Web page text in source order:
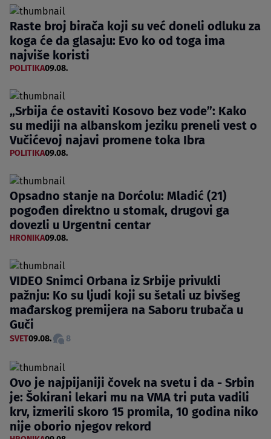
Raste broj birača koji su već doneli odluku za
koga će da glasaju: Evo ko od toga ima
najviše koristi
POLITIKA09.08.
„Srbija će ostaviti Kosovo bez vode”: Kako
su mediji na albanskom jeziku preneli vest o
Vučićevoj najavi promene toka Ibra
POLITIKA09.08.
Opsadno stanje na Dorćolu: Mladić (21)
pogođen direktno u stomak, drugovi ga
dovezli u Urgentni centar
HRONIKA09.08.
VIDEO Snimci Orbana iz Srbije privukli
pažnju: Ko su ljudi koji su šetali uz bivšeg
mađarskog premijera na Saboru trubača u
Guči
SVET09.08. 8
Ovo je najpijaniji čovek na svetu i da - Srbin
je: Šokirani lekari mu na VMA tri puta vadili
krv, izmerili skoro 15 promila, 10 godina niko
nije oborio njegov rekord